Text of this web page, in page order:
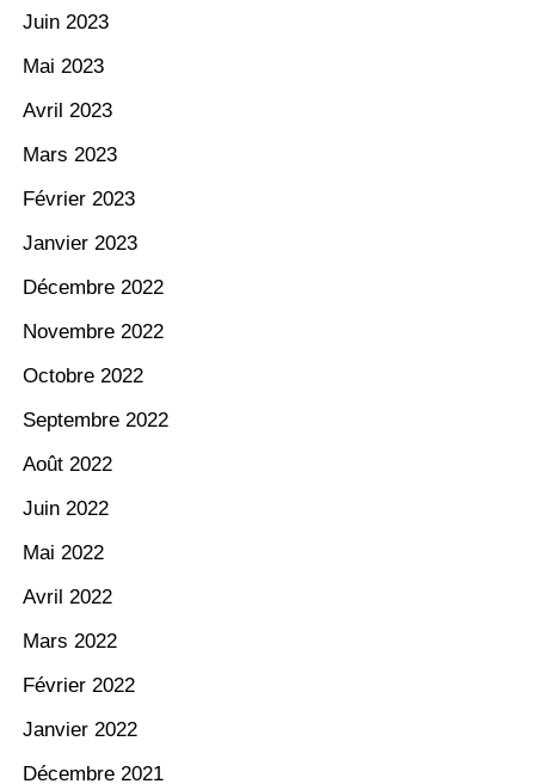
Juin 2023
Mai 2023
Avril 2023
Mars 2023
Février 2023
Janvier 2023
Décembre 2022
Novembre 2022
Octobre 2022
Septembre 2022
Août 2022
Juin 2022
Mai 2022
Avril 2022
Mars 2022
Février 2022
Janvier 2022
Décembre 2021